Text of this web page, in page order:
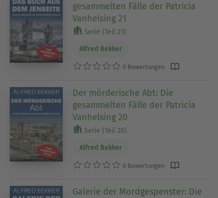
gesammelten Fälle der Patricia
Vanhelsing 21
Serie (Teil 21)
Alfred Bekker
0 Bewertungen
Der mörderische Abt: Die
gesammelten Fälle der Patricia
Vanhelsing 20
Serie (Teil 20)
Alfred Bekker
0 Bewertungen
Galerie der Mordgespenster: Die